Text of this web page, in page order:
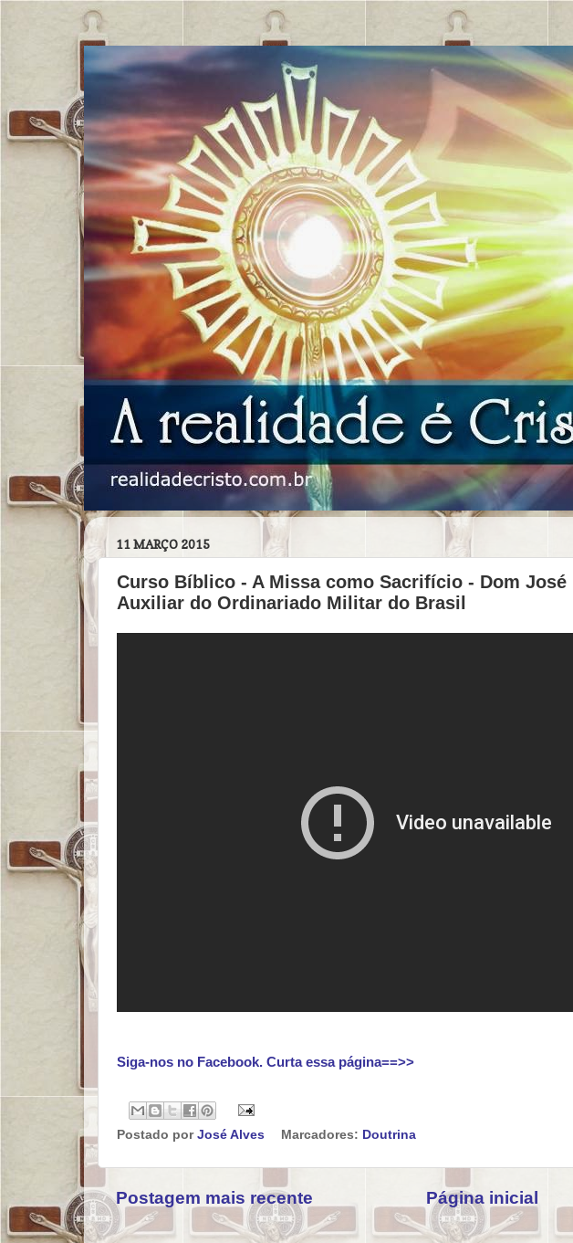
11 MARÇO 2015
Curso Bíblico - A Missa como Sacrifício - Dom
Auxiliar do Ordinariado Militar do Brasil
Siga-nos no Facebook. Curta essa página==>>
Postado por José Alves Marcadores: Doutrina
Postagem mais recente Página inicial